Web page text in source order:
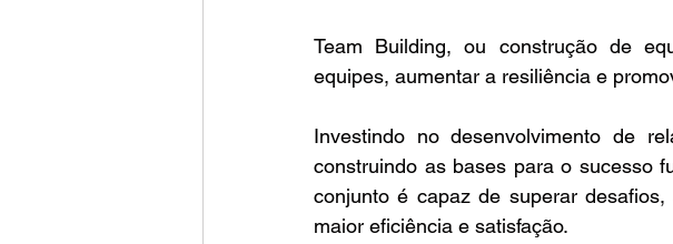
Team Building, ou construção de
equipes, aumentar a resiliência e
Investindo no desenvolvimento de
construindo as bases para o sucesso
conjunto é capaz de superar
maior eficiência e satisfação.